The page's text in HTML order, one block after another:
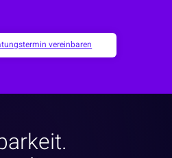
vereinbaren